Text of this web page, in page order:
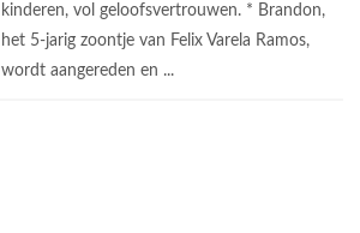
kinderen, vol geloofsvertrouwen. * Brandon,
het 5-jarig zoontje van Felix Varela Ramos,
wordt aangereden en ...